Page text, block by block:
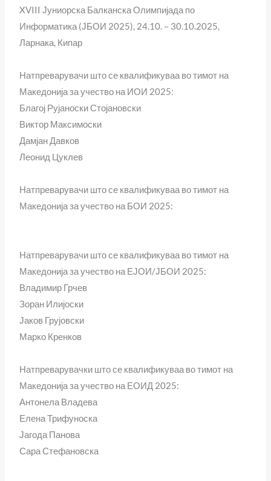
XVIII Јуниорска Балканска Олимпијада по
Информатика (ЈБОИ 2025), 24.10. – 30.10.2025,
Ларнака, Кипар
Натпреварувачи што се квалификуваа во тимот на
Македонија за учество на ИОИ 2025:
Благој Рујаноски Стојановски
Виктор Максимоски
Дамјан Давков
Леонид Цуклев
Натпреварувачи што се квалификуваа во тимот на
Македонија за учество на БОИ 2025:
Натпреварувачи што се квалификуваа во тимот на
Македонија за учество на ЕЈОИ/ЈБОИ 2025:
Владимир Грчев
Зоран Илијоски
Јаков Грујовски
Марко Кренков
Натпреварувачки што се квалификуваа во тимот на
Македонија за учество на ЕОИД 2025:
Антонела Владева
Елена Трифуноска
Јагода Панова
Сара Стефановска